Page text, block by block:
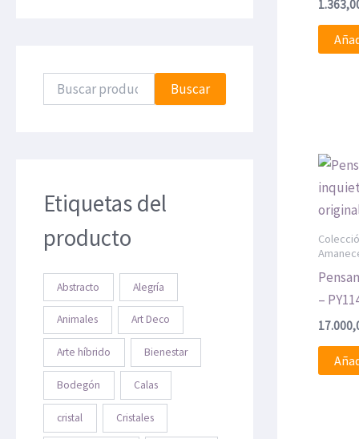
Buscar
Etiquetas del
producto
Abstracto Alegría
Animales Art Deco
Arte híbrido Bienestar
Bodegón Calas
cristal Cristales
–